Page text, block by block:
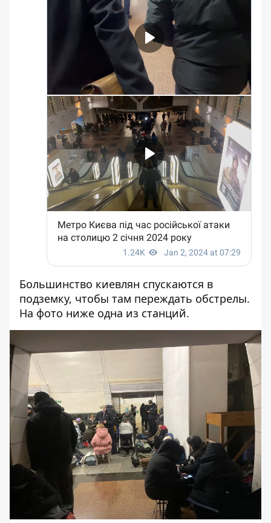
Большинство киевлян спускаются в
подземку, чтобы там переждать обстрелы.
На фото ниже одна из станций.